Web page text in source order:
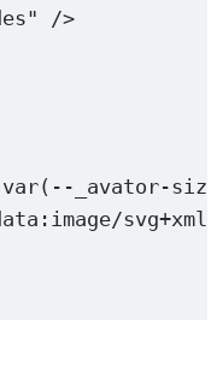
/>
var( --_avator-